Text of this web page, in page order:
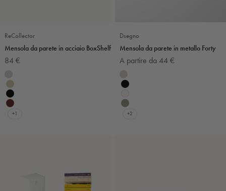
ReCollector
Mensola da parete in acciaio BoxShelf
Prezzo scontato
84 €
Grigio chiaro
Beige
Nero
Burgundy
+1
Dsegno
Mensola da parete in metallo Forty
Prezzo scontato
A partire da 44 €
Grigio chiaro
Nero
Bianco
Verde salvia
+2